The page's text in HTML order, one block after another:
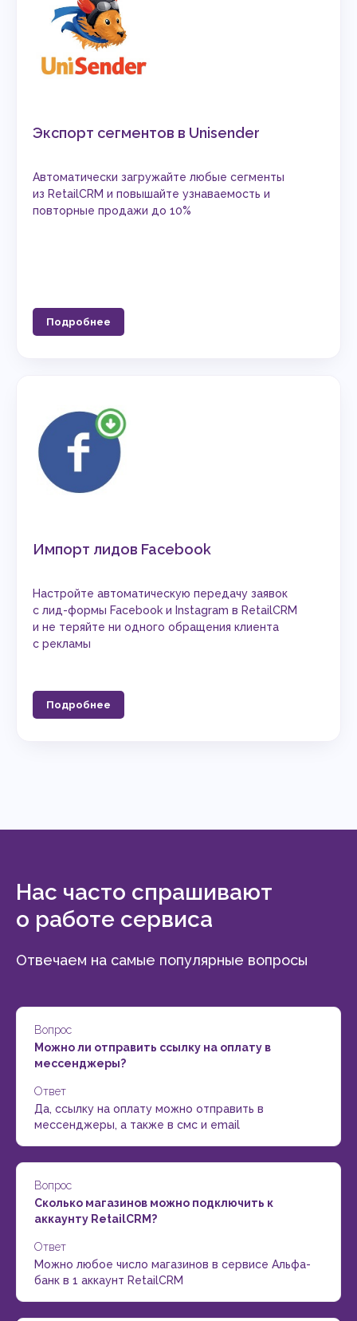
Экспорт сегментов в Unisender
Автоматически загружайте любые сегменты
из RetailCRM и повышайте узнаваемость и
повторные продажи до 10%
Подробнее
Импорт лидов Facebook
Настройте автоматическую передачу заявок
с лид-формы Facebook и Instagram в RetailCRM
и не теряйте ни одного обращения клиента
с рекламы
Подробнее
Нас часто спрашивают
о работе сервиса
Отвечаем на самые популярные вопросы
Вопрос
Можно ли отправить ссылку на оплату в
мессенджеры?
Ответ
Да, ссылку на оплату можно отправить в
мессенджеры, а также в смс и email
Вопрос
Сколько магазинов можно подключить к
аккаунту RetailCRM?
Ответ
Можно любое число магазинов в сервисе Альфа-
банк в 1 аккаунт RetailCRM